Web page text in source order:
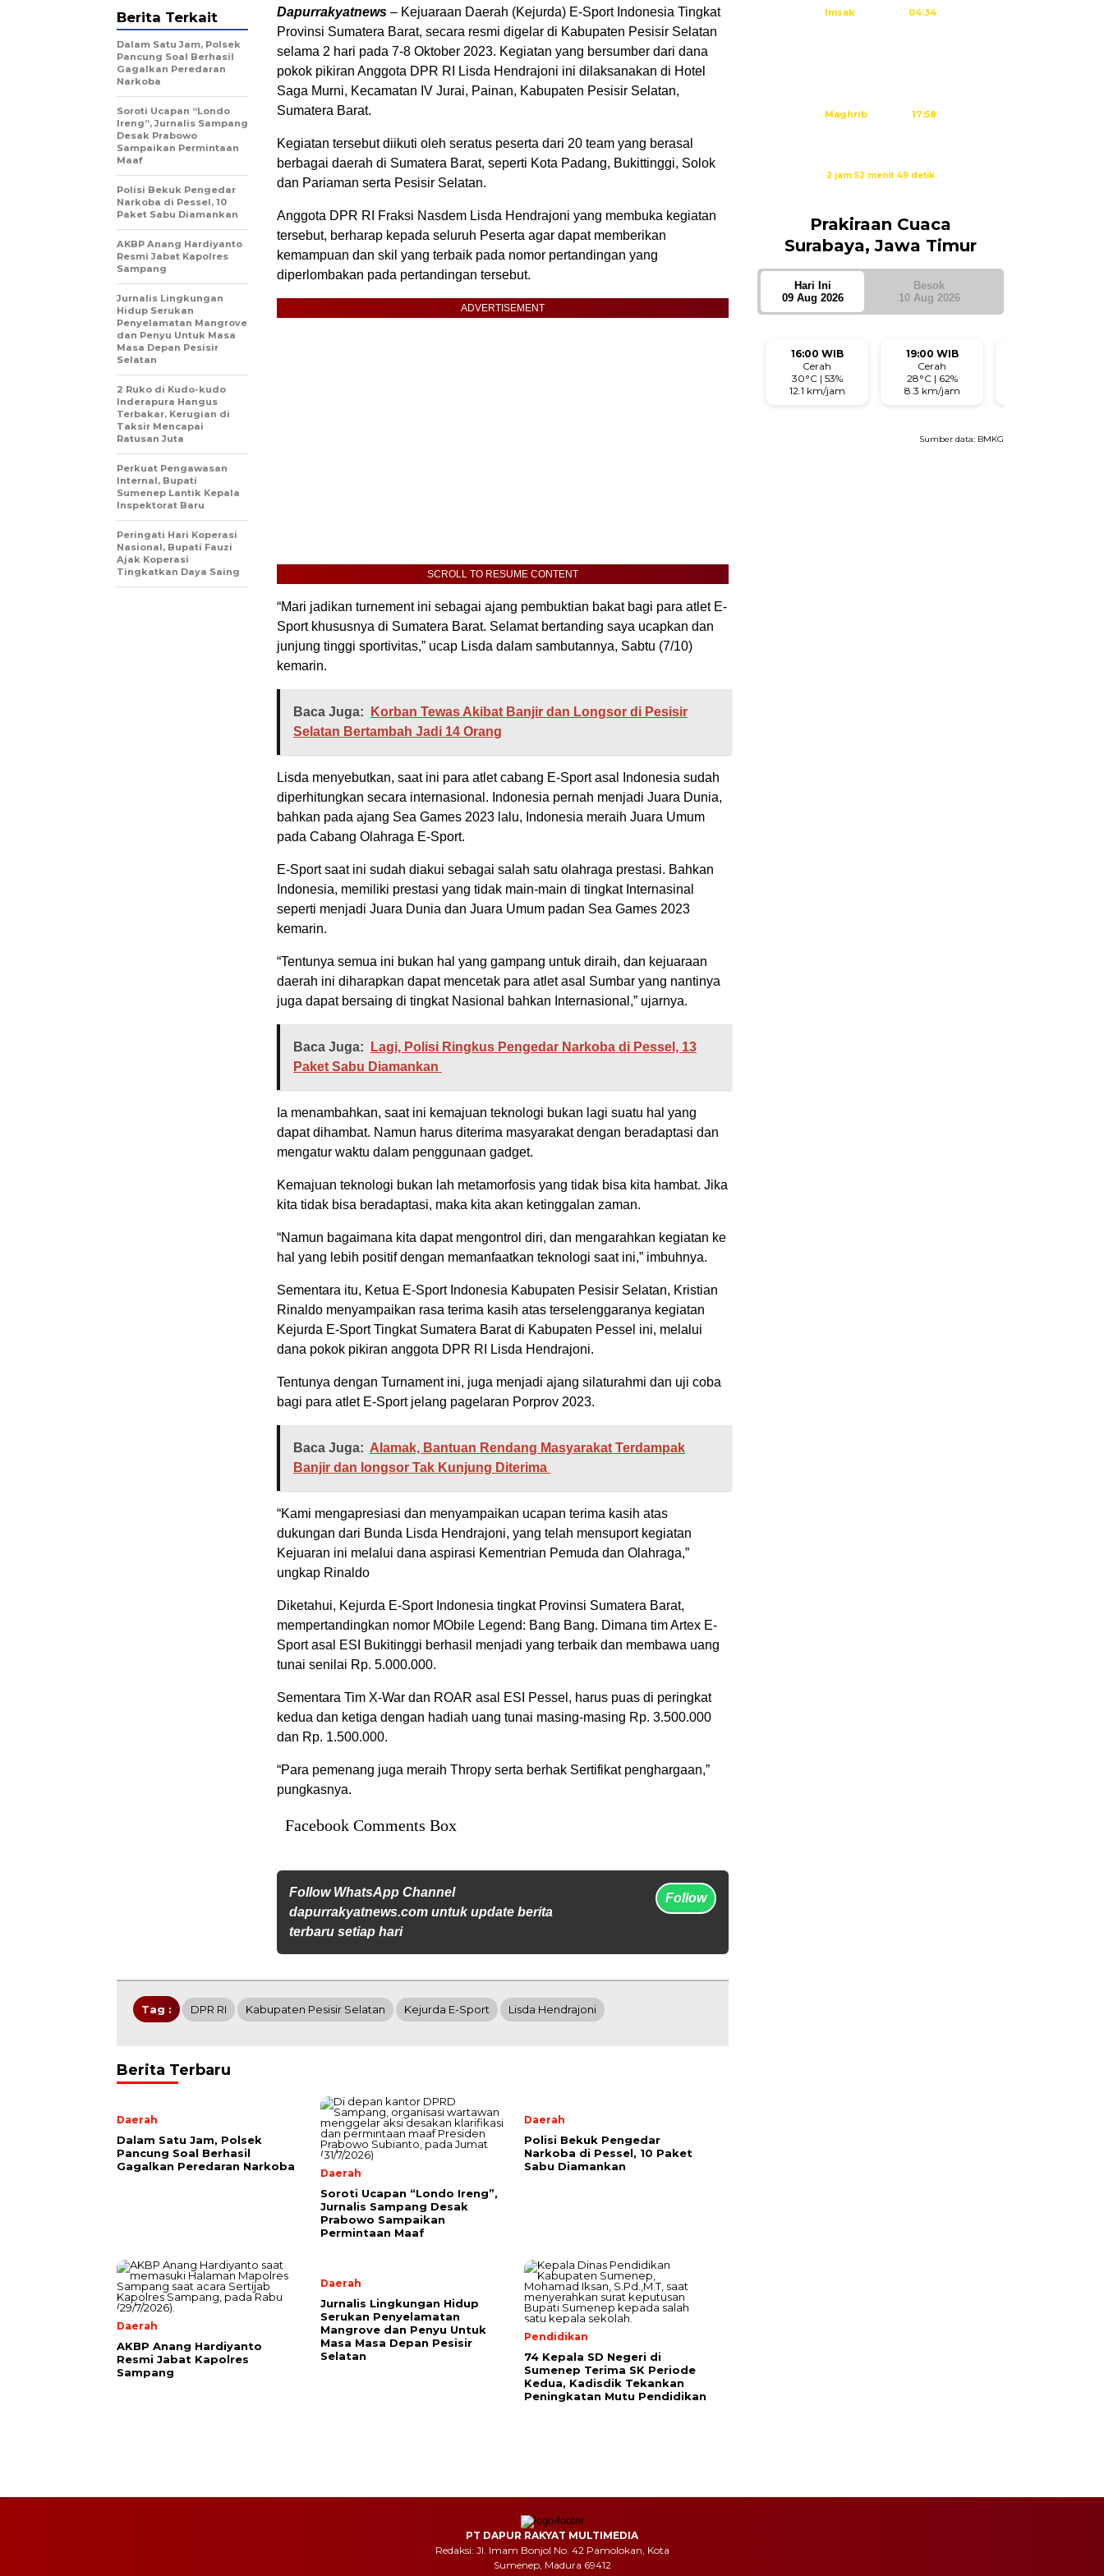
Dapurrakyatnews – Kejuaraan Daerah (Kejurda) E-Sport Indonesia Tingkat
Provinsi Sumatera Barat, secara resmi digelar di Kabupaten Pesisir Selatan
selama 2 hari pada 7-8 Oktober 2023. Kegiatan yang bersumber dari dana
pokok pikiran Anggota DPR RI Lisda Hendrajoni ini dilaksanakan di Hotel
Saga Murni, Kecamatan IV Jurai, Painan, Kabupaten Pesisir Selatan,
Sumatera Barat.
Kegiatan tersebut diikuti oleh seratus peserta dari 20 team yang berasal
berbagai daerah di Sumatera Barat, seperti Kota Padang, Bukittinggi, Solok
dan Pariaman serta Pesisir Selatan.
Anggota DPR RI Fraksi Nasdem Lisda Hendrajoni yang membuka kegiatan
tersebut, berharap kepada seluruh Peserta agar dapat memberikan
kemampuan dan skil yang terbaik pada nomor pertandingan yang
diperlombakan pada pertandingan tersebut.
ADVERTISEMENT
SCROLL TO RESUME CONTENT
“Mari jadikan turnement ini sebagai ajang pembuktian bakat bagi para atlet E-
Sport khususnya di Sumatera Barat. Selamat bertanding saya ucapkan dan
junjung tinggi sportivitas,” ucap Lisda dalam sambutannya, Sabtu (7/10)
kemarin.
Baca Juga:
Korban Tewas Akibat Banjir dan Longsor di Pesisir
Selatan Bertambah Jadi 14 Orang
Lisda menyebutkan, saat ini para atlet cabang E-Sport asal Indonesia sudah
diperhitungkan secara internasional. Indonesia pernah menjadi Juara Dunia,
bahkan pada ajang Sea Games 2023 lalu, Indonesia meraih Juara Umum
pada Cabang Olahraga E-Sport.
E-Sport saat ini sudah diakui sebagai salah satu olahraga prestasi. Bahkan
Indonesia, memiliki prestasi yang tidak main-main di tingkat Internasinal
seperti menjadi Juara Dunia dan Juara Umum padan Sea Games 2023
kemarin.
“Tentunya semua ini bukan hal yang gampang untuk diraih, dan kejuaraan
daerah ini diharapkan dapat mencetak para atlet asal Sumbar yang nantinya
juga dapat bersaing di tingkat Nasional bahkan Internasional,” ujarnya.
Baca Juga:
Lagi, Polisi Ringkus Pengedar Narkoba di Pessel, 13
Paket Sabu Diamankan
Ia menambahkan, saat ini kemajuan teknologi bukan lagi suatu hal yang
dapat dihambat. Namun harus diterima masyarakat dengan beradaptasi dan
mengatur waktu dalam penggunaan gadget.
Kemajuan teknologi bukan lah metamorfosis yang tidak bisa kita hambat. Jika
kita tidak bisa beradaptasi, maka kita akan ketinggalan zaman.
“Namun bagaimana kita dapat mengontrol diri, dan mengarahkan kegiatan ke
hal yang lebih positif dengan memanfaatkan teknologi saat ini,” imbuhnya.
Sementara itu, Ketua E-Sport Indonesia Kabupaten Pesisir Selatan, Kristian
Rinaldo menyampaikan rasa terima kasih atas terselenggaranya kegiatan
Kejurda E-Sport Tingkat Sumatera Barat di Kabupaten Pessel ini, melalui
dana pokok pikiran anggota DPR RI Lisda Hendrajoni.
Tentunya dengan Turnament ini, juga menjadi ajang silaturahmi dan uji coba
bagi para atlet E-Sport jelang pagelaran Porprov 2023.
Baca Juga: Alamak, Bantuan Rendang Masyarakat Terdampak
Banjir dan longsor Tak Kunjung Diterima
“Kami mengapresiasi dan menyampaikan ucapan terima kasih atas
dukungan dari Bunda Lisda Hendrajoni, yang telah mensuport kegiatan
Kejuaran ini melalui dana aspirasi Kementrian Pemuda dan Olahraga,”
ungkap Rinaldo
Diketahui, Kejurda E-Sport Indonesia tingkat Provinsi Sumatera Barat,
mempertandingkan nomor MObile Legend: Bang Bang. Dimana tim Artex E-
Sport asal ESI Bukitinggi berhasil menjadi yang terbaik dan membawa uang
tunai senilai Rp. 5.000.000.
Sementara Tim X-War dan ROAR asal ESI Pessel, harus puas di peringkat
kedua dan ketiga dengan hadiah uang tunai masing-masing Rp. 3.500.000
dan Rp. 1.500.000.
“Para pemenang juga meraih Thropy serta berhak Sertifikat penghargaan,”
pungkasnya.
Facebook Comments Box
Follow WhatsApp Channel
dapurrakyatnews.com untuk update berita
terbaru setiap hari
Follow
Berita Terkait
Dalam Satu Jam, Polsek
Pancung Soal Berhasil
Gagalkan Peredaran
Narkoba
Soroti Ucapan “Londo
Ireng”, Jurnalis Sampang
Desak Prabowo
Sampaikan Permintaan
Maaf
Polisi Bekuk Pengedar
Narkoba di Pessel, 10
Paket Sabu Diamankan
AKBP Anang Hardiyanto
Resmi Jabat Kapolres
Sampang
Jurnalis Lingkungan
Hidup Serukan
Penyelamatan Mangrove
dan Penyu Untuk Masa
Masa Depan Pesisir
Selatan
2 Ruko di Kudo-kudo
Inderapura Hangus
Terbakar, Kerugian di
Taksir Mencapai
Ratusan Juta
Perkuat Pengawasan
Internal, Bupati
Sumenep Lantik Kepala
Inspektorat Baru
Peringati Hari Koperasi
Nasional, Bupati Fauzi
Ajak Koperasi
Tingkatkan Daya Saing
Tag : DPR RI Kabupaten Pesisir Selatan Kejurda E-Sport Lisda Hendrajoni
Berita Terbaru
Daerah
Dalam Satu Jam, Polsek
Pancung Soal Berhasil
Gagalkan Peredaran Narkoba
Daerah
Soroti Ucapan “Londo Ireng”,
Jurnalis Sampang Desak
Prabowo Sampaikan
Permintaan Maaf
Daerah
Polisi Bekuk Pengedar
Narkoba di Pessel, 10 Paket
Sabu Diamankan
Daerah
AKBP Anang Hardiyanto
Resmi Jabat Kapolres
Sampang
Daerah
Jurnalis Lingkungan Hidup
Serukan Penyelamatan
Mangrove dan Penyu Untuk
Masa Masa Depan Pesisir
Selatan
Pendidikan
74 Kepala SD Negeri di
Sumenep Terima SK Periode
Kedua, Kadisdik Tekankan
Peningkatan Mutu Pendidikan
Imsak 04:34
Maghrib 17:58
2 jam 52 menit 48 detik
Prakiraan Cuaca
Surabaya, Jawa Timur
Hari Ini
09 Aug 2026
Besok
10 Aug 2026
16:00 WIB
Cerah
30°C | 53%
12.1 km/jam
19:00 WIB
Cerah
28°C | 62%
8.3 km/jam
Sumber data: BMKG
PT DAPUR RAKYAT MULTIMEDIA
Redaksi: Jl. Imam Bonjol No. 42 Pamolokan, Kota
Sumenep, Madura 69412